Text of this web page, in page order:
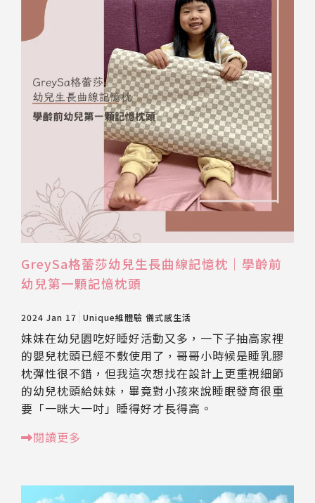
GreySa格蕾莎幼兒生長曲線記憶枕｜學齡前
幼兒第一顆記憶枕頭
2024 Jan 17 Unique維體驗 儀式感生活
妹妹在幼兒園吃好睡好活動又多，一下子抽高家裡
的嬰兒枕頭已經不敷使用了，哥哥小時候是睡乳膠
枕彈性很不錯，但我這次想找在設計上更重視細節
的幼兒枕頭給妹妹，畢竟對小孩來說睡眠發育很重
要「一眯大一吋」睡得好才長得高。
閱讀更多